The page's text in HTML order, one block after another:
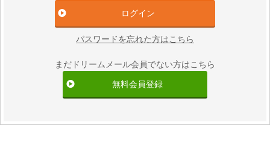
パスワードを忘れた方はこちら
まだドリームメール会員でない方はこちら
無料会員登録